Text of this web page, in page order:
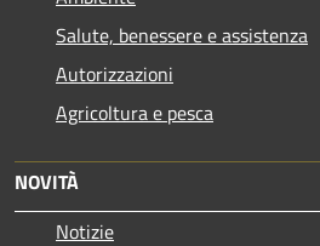
Salute, benessere e assistenza
Autorizzazioni
Agricoltura e pesca
NOVITÀ
Notizie